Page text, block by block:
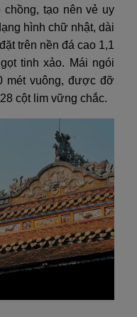
tạo nên vẻ uy
hình chữ nhật, dài
trên nền đá cao 1,1
tinh xảo. Mái ngói
mét vuông, được đỡ
cột lim vững chắc.